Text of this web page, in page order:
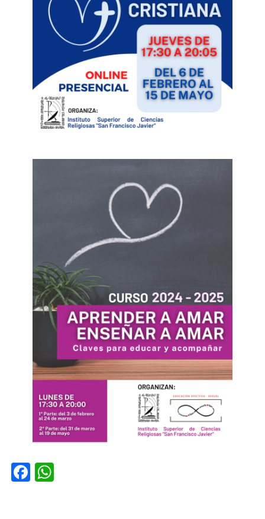
Facebook